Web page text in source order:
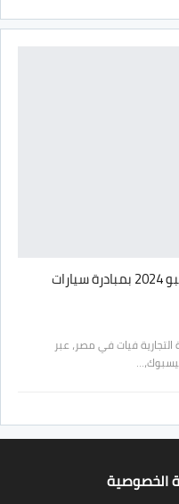
دينامكس تفتح باب الحجز على فيات تيبو 2024 بمبادرة سيارات
فيات في مصر، عبر
الخصوصية